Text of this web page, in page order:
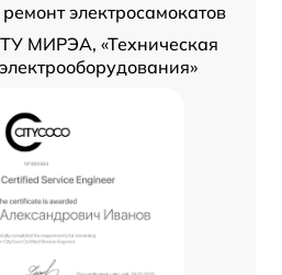
ремонт электросамокатов
МИРЭА, «Техническая